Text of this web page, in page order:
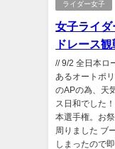
ライダー女子
女子ライ
ドレース観
// 9/2 全日本ロ
あるオートポ
のAPの為、天
ス日和でした
本選手権。お
周りました ブ
しまったので